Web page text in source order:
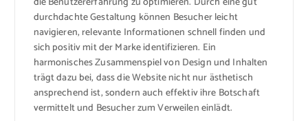
durchdachte Gestaltung können Besucher leicht
navigieren, relevante Informationen schnell finden und
sich positiv mit der Marke identifizieren. Ein
harmonisches Zusammenspiel von Design und Inhalten
trägt dazu bei, dass die Website nicht nur ästhetisch
ansprechend ist, sondern auch effektiv ihre Botschaft
vermittelt und Besucher zum Verweilen einlädt.